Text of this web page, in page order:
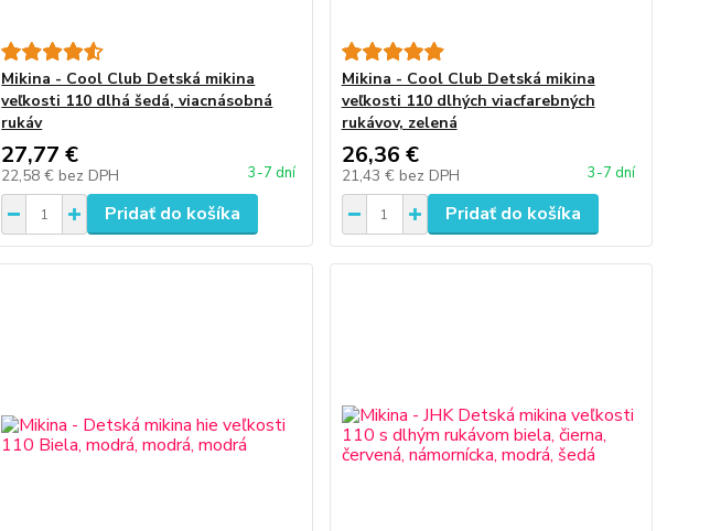
Mikina - Cool Club Detská mikina
veľkosti 110 dlhá šedá, viacnásobná
rukáv
27,77 €
22,58 € bez DPH 3-7 dní
Pridať do košíka
Mikina - Cool Club Detská mikina
veľkosti 110 dlhých viacfarebných
rukávov, zelená
26,36 €
21,43 € bez DPH 3-7 dní
Pridať do košíka